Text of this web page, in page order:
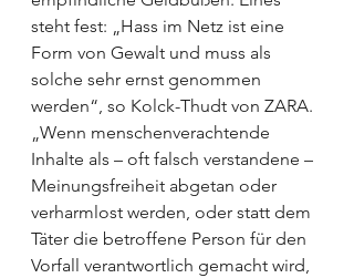
steht fest: „Hass im Netz ist eine
Form von Gewalt und muss als
solche sehr ernst genommen
werden“, so Kolck-Thudt von ZARA.
„Wenn menschenverachtende
Inhalte als – oft falsch verstandene –
Meinungsfreiheit abgetan oder
verharmlost werden, oder statt dem
Täter die betroffene Person für den
Vorfall verantwortlich gemacht wird,